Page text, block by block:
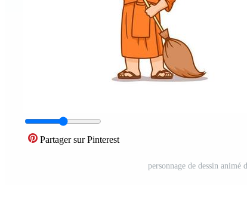
Partager sur Pinterest
personnage de dessin animé